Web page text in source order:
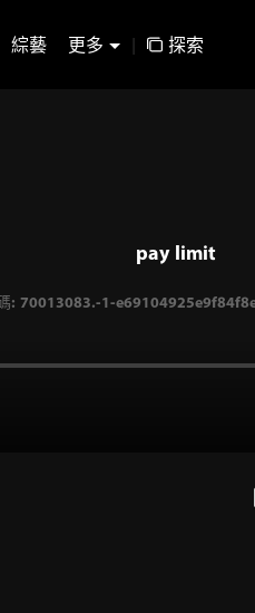
綜藝 更多 | 探索